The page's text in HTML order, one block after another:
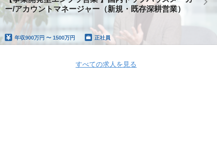
ー/アカウントマネージャー（新規・既存深耕営業）
年収900万円 〜 1500万円 正社員
すべての求人を見る